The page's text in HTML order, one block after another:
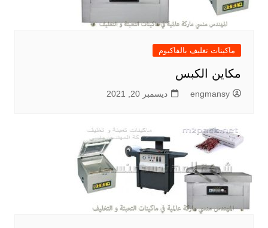
ماكينات تغليف بالفاكيوم
مكاين الكبس
engmansy ديسمبر 20, 2021